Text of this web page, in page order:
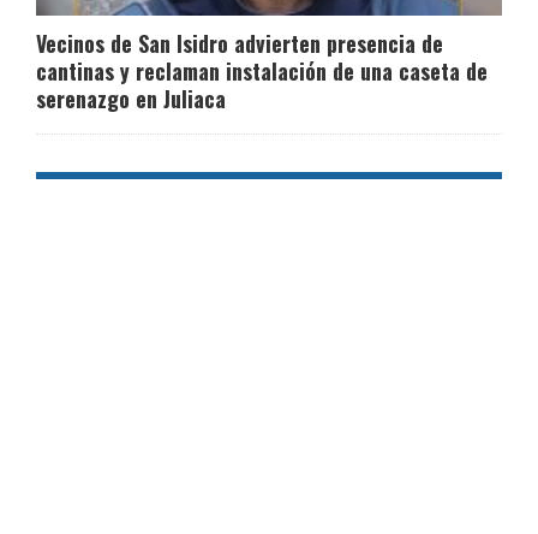
Vecinos de San Isidro advierten presencia de
cantinas y reclaman instalación de una caseta de
serenazgo en Juliaca